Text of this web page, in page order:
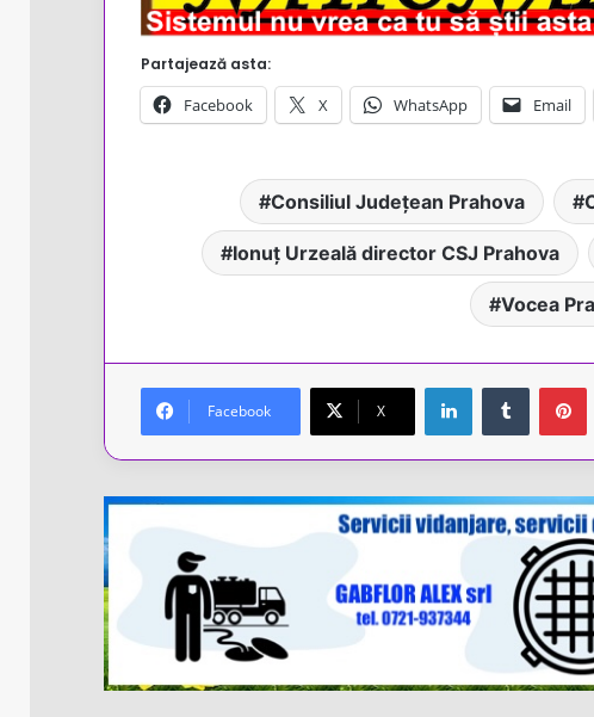
Partajează asta:
Facebook X WhatsApp Email
Consiliul Județean Prahova
Ionuț Urzeală director CSJ Prahova
Vocea
Facebook X
LinkedInTumblr